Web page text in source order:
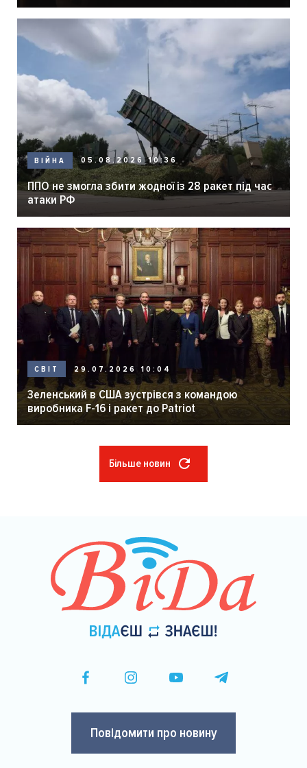
ВІЙНА 05.08.2026 10:36
ППО не змогла збити жодної із 28 ракет під час
атаки РФ
СВІТ 29.07.2026 10:04
Зеленський в США зустрівся з командою
виробника F-16 і ракет до Patriot
Більше новин
Повідомити про новину